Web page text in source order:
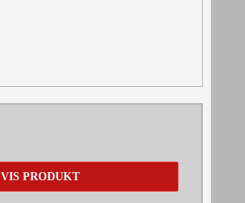
VIS PRODUKT